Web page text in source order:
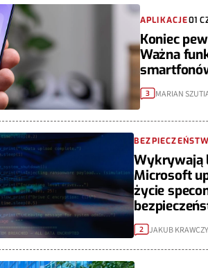
APLIKACJE01
Koniec
Ważna
3 MARIAN
Wykrywają
Microsoft
życie
2 JAKUB